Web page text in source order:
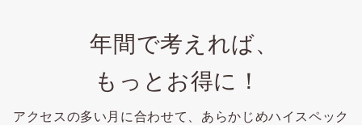
年間で考えれば、
もっとお得に！
アクセスの多い月に合わせて、あらかじめハイスペック